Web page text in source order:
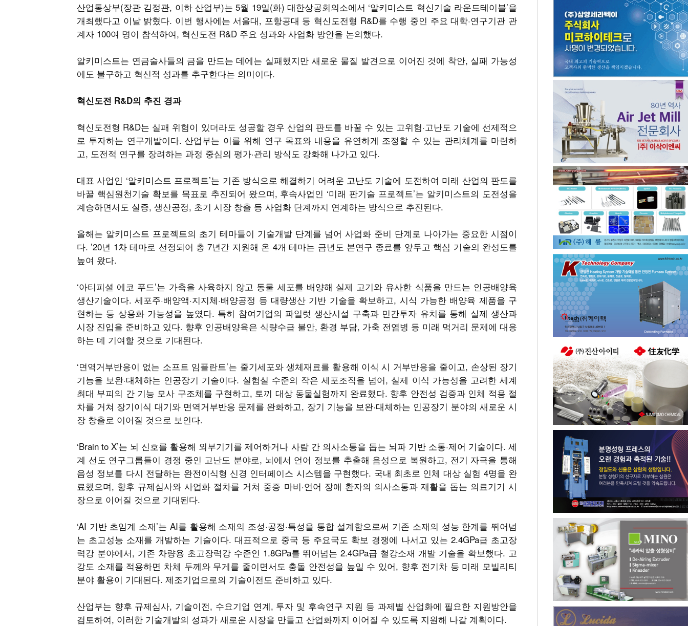
산업통상부(장관 김정관, 이하 산업부)는 5월 19일(화) 대한상공회의소에서 ‘알키미스트 혁신기술 라운드테이블’을
개최했다고 이날 밝혔다. 이번 행사에는 서울대, 포항공대 등 혁신도전형 R&D를 수행 중인 주요 대학·연구기관 관
계자 100여 명이 참석하여, 혁신도전 R&D 주요 성과와 사업화 방안을 논의했다.
알키미스트는 연금술사들의 금을 만드는 데에는 실패했지만 새로운 물질 발견으로 이어진 것에 착안, 실패 가능성
에도 불구하고 혁신적 성과를 추구한다는 의미이다.
혁신도전 R&D의 추진 경과
혁신도전형 R&D는 실패 위험이 있더라도 성공할 경우 산업의 판도를 바꿀 수 있는 고위험·고난도 기술에 선제적으
로 투자하는 연구개발이다. 산업부는 이를 위해 연구 목표와 내용을 유연하게 조정할 수 있는 관리체계를 마련하
고, 도전적 연구를 장려하는 과정 중심의 평가·관리 방식도 강화해 나가고 있다.
대표 사업인 ‘알키미스트 프로젝트’는 기존 방식으로 해결하기 어려운 고난도 기술에 도전하여 미래 산업의 판도를
바꿀 핵심원천기술 확보를 목표로 추진되어 왔으며, 후속사업인 ‘미래 판기술 프로젝트’는 알키미스트의 도전성을
계승하면서도 실증, 생산공정, 초기 시장 창출 등 사업화 단계까지 연계하는 방식으로 추진된다.
올해는 알키미스트 프로젝트의 초기 테마들이 기술개발 단계를 넘어 사업화 준비 단계로 나아가는 중요한 시점이
다. ’20년 1차 테마로 선정되어 총 7년간 지원해 온 4개 테마는 금년도 본연구 종료를 앞두고 핵심 기술의 완성도를
높여 왔다.
‘아티피셜 에코 푸드’는 가축을 사육하지 않고 동물 세포를 배양해 실제 고기와 유사한 식품을 만드는 인공배양육
생산기술이다. 세포주·배양액·지지체·배양공정 등 대량생산 기반 기술을 확보하고, 시식 가능한 배양육 제품을 구
현하는 등 상용화 가능성을 높였다. 특히 참여기업의 파일럿 생산시설 구축과 민간투자 유치를 통해 실제 생산과
시장 진입을 준비하고 있다. 향후 인공배양육은 식량수급 불안, 환경 부담, 가축 전염병 등 미래 먹거리 문제에 대응
하는 데 기여할 것으로 기대된다.
‘면역거부반응이 없는 소프트 임플란트’는 줄기세포와 생체재료를 활용해 이식 시 거부반응을 줄이고, 손상된 장기
기능을 보완·대체하는 인공장기 기술이다. 실험실 수준의 작은 세포조직을 넘어, 실제 이식 가능성을 고려한 세계
최대 부피의 간 기능 모사 구조체를 구현하고, 토끼 대상 동물실험까지 완료했다. 향후 안전성 검증과 인체 적용 절
차를 거쳐 장기이식 대기와 면역거부반응 문제를 완화하고, 장기 기능을 보완·대체하는 인공장기 분야의 새로운 시
장 창출로 이어질 것으로 보인다.
‘Brain to X’는 뇌 신호를 활용해 외부기기를 제어하거나 사람 간 의사소통을 돕는 뇌파 기반 소통·제어 기술이다. 세
계 선도 연구그룹들이 경쟁 중인 고난도 분야로, 뇌에서 언어 정보를 추출해 음성으로 복원하고, 전기 자극을 통해
음성 정보를 다시 전달하는 완전이식형 신경 인터페이스 시스템을 구현했다. 국내 최초로 인체 대상 실험 4명을 완
료했으며, 향후 규제심사와 사업화 절차를 거쳐 중증 마비·언어 장애 환자의 의사소통과 재활을 돕는 의료기기 시
장으로 이어질 것으로 기대된다.
‘AI 기반 초임계 소재’는 AI를 활용해 소재의 조성·공정·특성을 통합 설계함으로써 기존 소재의 성능 한계를 뛰어넘
는 초고성능 소재를 개발하는 기술이다. 대표적으로 중국 등 주요국도 확보 경쟁에 나서고 있는 2.4GPa급 초고장
력강 분야에서, 기존 차량용 초고장력강 수준인 1.8GPa를 뛰어넘는 2.4GPa급 철강소재 개발 기술을 확보했다. 고
강도 소재를 적용하면 차체 두께와 무게를 줄이면서도 충돌 안전성을 높일 수 있어, 향후 전기차 등 미래 모빌리티
분야 활용이 기대된다. 제조기업으로의 기술이전도 준비하고 있다.
산업부는 향후 규제심사, 기술이전, 수요기업 연계, 투자 및 후속연구 지원 등 과제별 산업화에 필요한 지원방안을
검토하여, 이러한 기술개발의 성과가 새로운 시장을 만들고 산업화까지 이어질 수 있도록 지원해 나갈 계획이다.